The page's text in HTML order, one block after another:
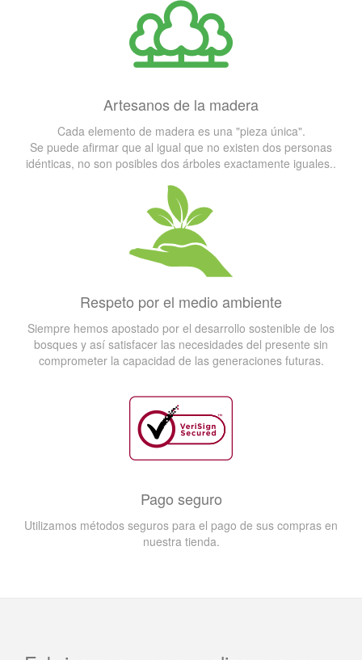
Artesanos de la madera
Cada elemento de madera es una "pieza única".
Se puede afirmar que al igual que no existen dos personas
idénticas, no son posibles dos árboles exactamente iguales..
Respeto por el medio ambiente
Siempre hemos apostado por el desarrollo sostenible de los
bosques y así satisfacer las necesidades del presente sin
comprometer la capacidad de las generaciones futuras.
Pago seguro
Utilizamos métodos seguros para el pago de sus compras en
nuestra tienda.